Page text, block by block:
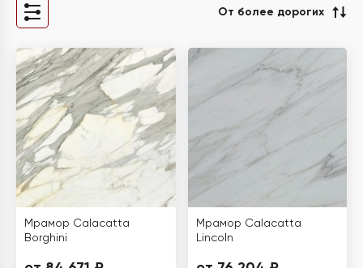
От более дорогих
Мрамор Calacatta
Borghini
Мрамор Calacatta
Lincoln